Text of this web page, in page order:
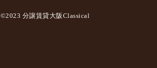
©2023 分譲賃貸大阪Classical